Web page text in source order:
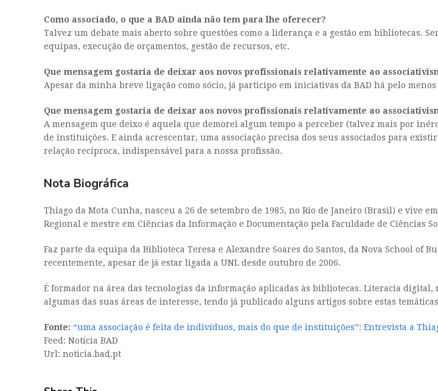
Como associado, o que a BAD ainda não tem para lhe oferecer?
Talvez um debate mais aberto sobre questões como a liderança e a gestão em bibliotecas.
equipas, execução de orçamentos, gestão de recursos, etc.
Que mensagem gostaria de deixar aos novos profissionais relativamente ao
Apesar da minha breve ligação como sócio, já participo em iniciativas da BAD há pelo
Que mensagem gostaria de deixar aos novos profissionais relativamente ao
A mensagem que deixo é aquela que demorei algum tempo a perceber (talvez mais por
de instituições. E ainda acrescentar, uma associação precisa dos seus associados para
relação recíproca, indispensável para a nossa profissão.
Nota Biográfica
Thiago da Mota Cunha, nasceu a 26 de setembro de 1985, no Rio de Janeiro (Brasil) e vive
Regional e mestre em Ciências da Informação e Documentação pela Faculdade de Ciências
Faz parte da equipa da Biblioteca Teresa e Alexandre Soares do Santos, da Nova School of
recentemente, apesar de já estar ligada a UNL desde outubro de 2006.
É formador na área das tecnologias da informação aplicadas às bibliotecas. Literacia
algumas das suas áreas de interesse, tendo já publicado alguns artigos sobre estas
Fonte: “uma associação é feita de indivíduos, mais do que de instituições”: Entrevista a
Feed: Notícia BAD
Url: noticia.bad.pt